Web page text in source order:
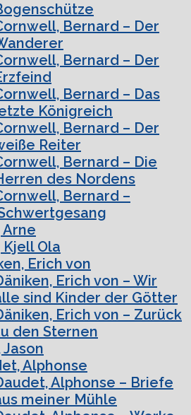
Bernard – Der
Bernard – Der
Bernard – Das
Königreich
Bernard – Der
Reiter
Bernard – Die
des Nordens
Bernard –
Arne
Kjell Ola
Erich von
Erich von – Wir
sind Kinder der Götter
Erich von – Zurück
den Sternen
Jason
Alphonse
Alphonse – Briefe
meiner Mühle